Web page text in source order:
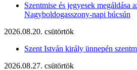
Szentmise és jegyesek megáldása
Nagyboldogasszony-napi búcsún
2026.08.20. csütörtök
Szent István király ünnepén
2026.08.27. csütörtök